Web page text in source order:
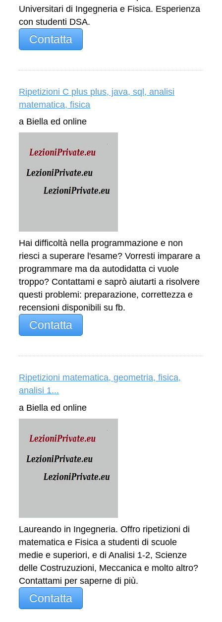
Universitari di Ingegneria e Fisica. Esperienza
con studenti DSA.
Contatta
Ripetizioni C plus plus, java, sql, analisi
matematica, fisica
a Biella ed online
Hai difficoltà nella programmazione e non
riesci a superare l'esame? Vorresti imparare a
programmare ma da autodidatta ci vuole
troppo? Contattami e saprò aiutarti a risolvere
questi problemi: preparazione, correttezza e
recensioni disponibili su fb.
Contatta
Ripetizioni matematica, geometria, fisica,
analisi 1...
a Biella ed online
Laureando in Ingegneria. Offro ripetizioni di
matematica e Fisica a studenti di scuole
medie e superiori, e di Analisi 1-2, Scienze
delle Costruzuzioni, Meccanica e molto altro?
Contattami per saperne di più.
Contatta